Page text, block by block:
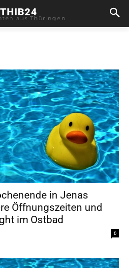
THIB24
aus Thüringen
in Jenas
Öffnungszeiten und
im Ostbad
0